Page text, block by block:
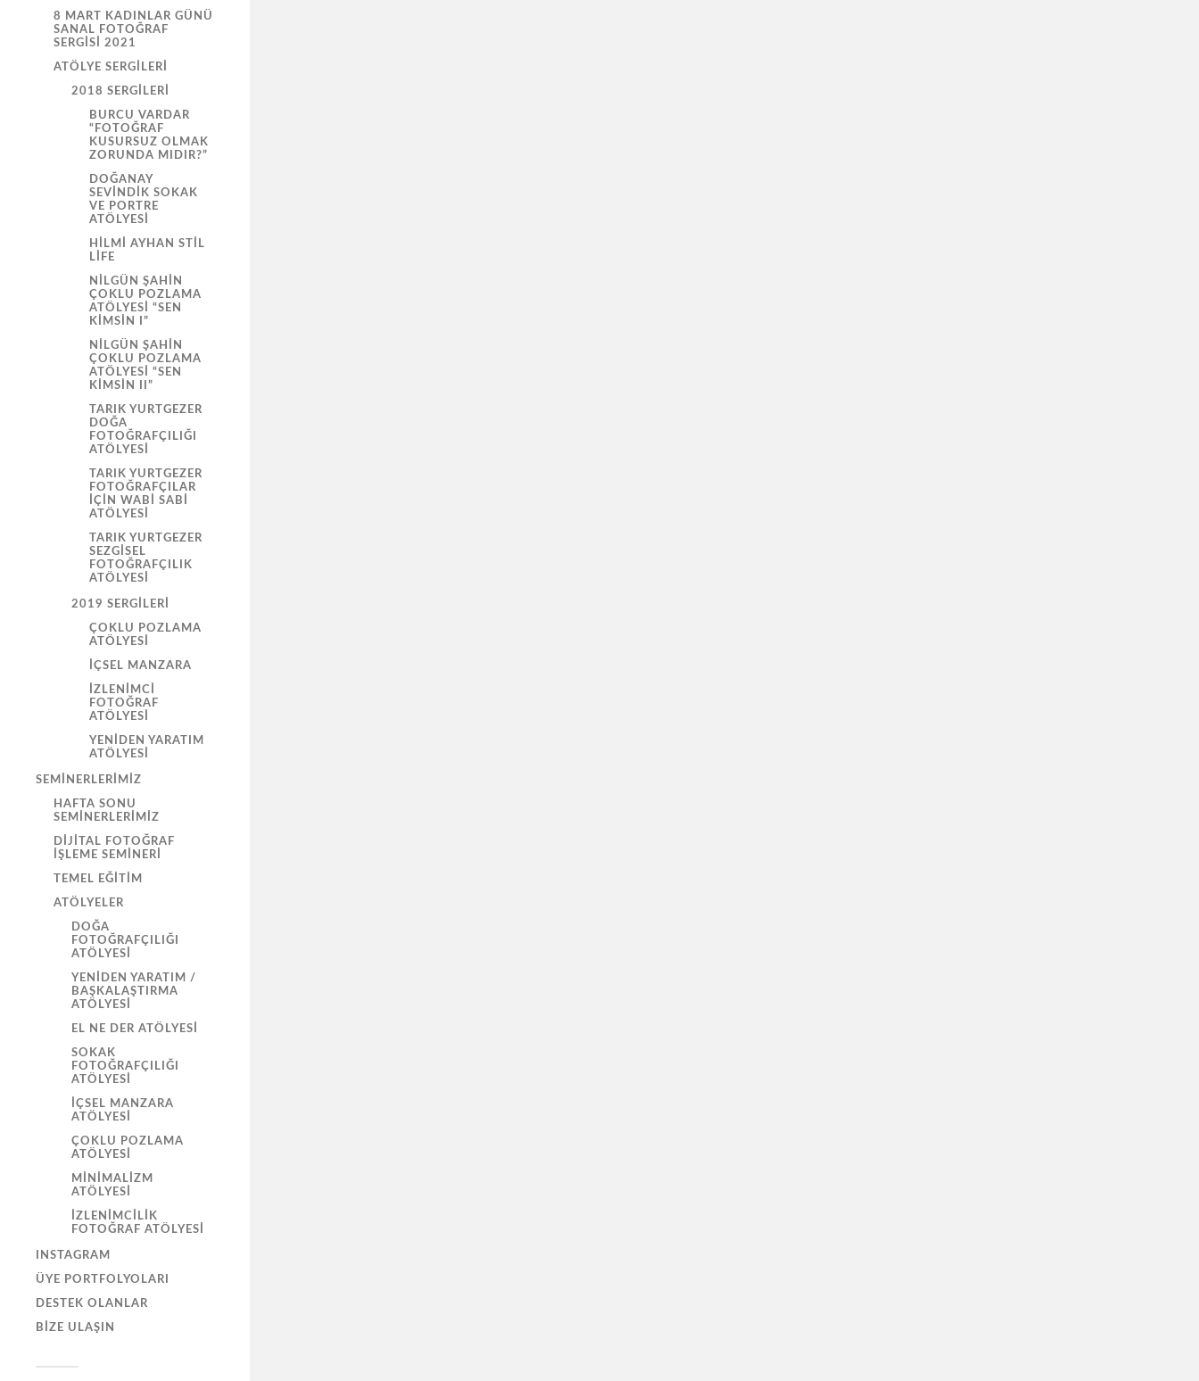
8 MART KADINLAR GÜNÜ
SANAL FOTOĞRAF
SERGİSİ 2021
ATÖLYE SERGILERI
2018 SERGILERI
BURCU VARDAR
“FOTOĞRAF
KUSURSUZ OLMAK
ZORUNDA MIDIR?”
DOĞANAY
SEVİNDİK SOKAK
VE PORTRE
ATÖLYESI
HILMI AYHAN STIL
LIFE
NILGÜN ŞAHIN
ÇOKLU POZLAMA
ATÖLYESI “SEN
KIMSIN I”
NILGÜN ŞAHIN
ÇOKLU POZLAMA
ATÖLYESI “SEN
KIMSIN II”
TARIK YURTGEZER
DOĞA
FOTOĞRAFÇILIĞI
ATÖLYESI
TARIK YURTGEZER
FOTOĞRAFÇILAR
İÇIN WABI SABI
ATÖLYESI
TARIK YURTGEZER
SEZGISEL
FOTOĞRAFÇILIK
ATÖLYESI
2019 SERGILERI
ÇOKLU POZLAMA
ATÖLYESİ
İÇSEL MANZARA
İZLENIMCI
FOTOĞRAF
ATÖLYESI
YENIDEN YARATIM
ATÖLYESI
SEMINERLERIMIZ
HAFTA SONU
SEMINERLERIMIZ
DIJITAL FOTOĞRAF
İŞLEME SEMINERI
TEMEL EĞITIM
ATÖLYELER
DOĞA
FOTOĞRAFÇILIĞI
ATÖLYESI
YENIDEN YARATIM /
BAŞKALAŞTIRMA
ATÖLYESI
EL NE DER ATÖLYESI
SOKAK
FOTOĞRAFÇILIĞI
ATÖLYESI
İÇSEL MANZARA
ATÖLYESI
ÇOKLU POZLAMA
ATÖLYESI
MINIMALIZM
ATÖLYESI
İZLENIMCILIK
FOTOĞRAF ATÖLYESI
INSTAGRAM
ÜYE PORTFOLYOLARI
DESTEK OLANLAR
BIZE ULAŞIN